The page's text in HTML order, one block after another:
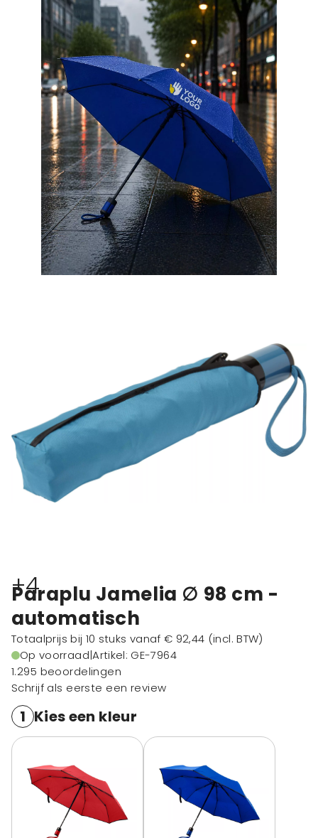
+4
Paraplu Jamelia ∅ 98 cm -
automatisch
Totaalprijs bij 10 stuks vanaf € 92,44 (incl. BTW)
Op voorraad|Artikel: GE-7964
1.295 beoordelingen
Schrijf als eerste een review
1 Kies een kleur